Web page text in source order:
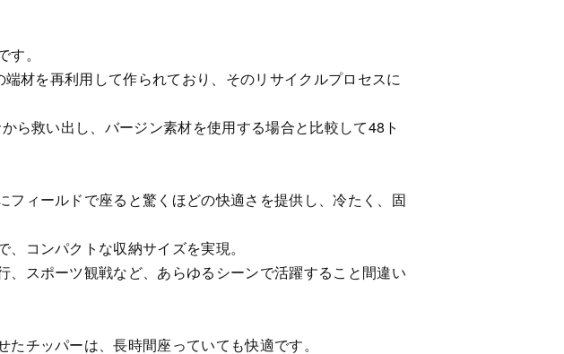
。
材を再利用して作られており、そのリサイクルプロセスに
ら救い出し、バージン素材を使用する場合と比較して48ト
ィールドで座ると驚くほどの快適さを提供し、冷たく、固
コンパクトな収納サイズを実現。
スポーツ観戦など、あらゆるシーンで活躍すること間違い
チッパーは、長時間座っていても快適です。